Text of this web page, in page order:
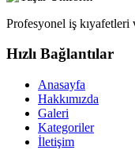
Profesyonel iş
Hızlı Bağlantılar
Anasayfa
Hakkımızda
Galeri
Kategoriler
İletişim